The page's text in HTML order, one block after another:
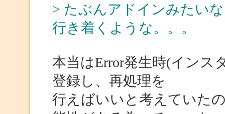
> たぶんアドインみたい
行き着くような。。。
本当はError発生時(インス
登録し、再処理を
行えばいいと考えていた